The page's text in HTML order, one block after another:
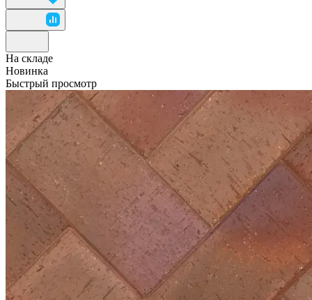
На складе
Новинка
Быстрый просмотр